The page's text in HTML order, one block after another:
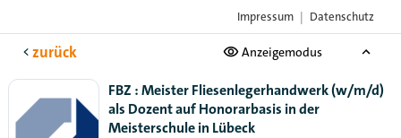
der Handwerksorganisationen
Impressum | Datenschutz
zurück Anzeigemodus
FBZ : Meister Fliesenlegerhandwerk (w/m/d)
als Dozent auf Honorarbasis in der
Meisterschule in Lübeck